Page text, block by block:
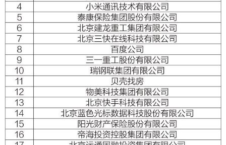
多语种
한국어 日本語
FRANÇAIS РУССКИЙ ЯЗЫК
العربية PORTUGUÊS
ITALIANO